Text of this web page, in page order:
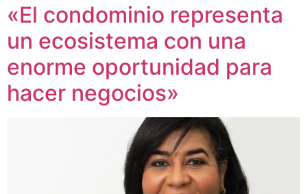
«El condominio representa
un ecosistema con una
enorme oportunidad para
hacer negocios»